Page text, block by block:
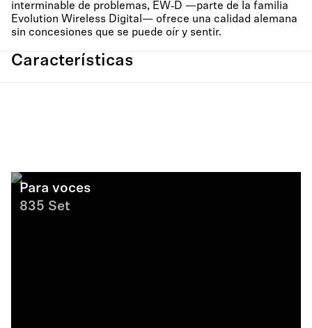
interminable de problemas, EW‑D —parte de la familia
Evolution Wireless Digital— ofrece una calidad alemana
sin concesiones que se puede oír y sentir.
Características
Para voces
835 Set